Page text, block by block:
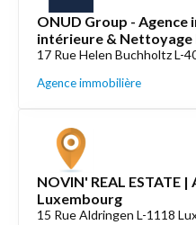
ONUD Group -
intérieure & Nettoyage
17 Rue Helen Buchholtz L-
Agence immobilière
NOVIN' REAL ESTATE
Luxembourg
15 Rue Aldringen L-1118